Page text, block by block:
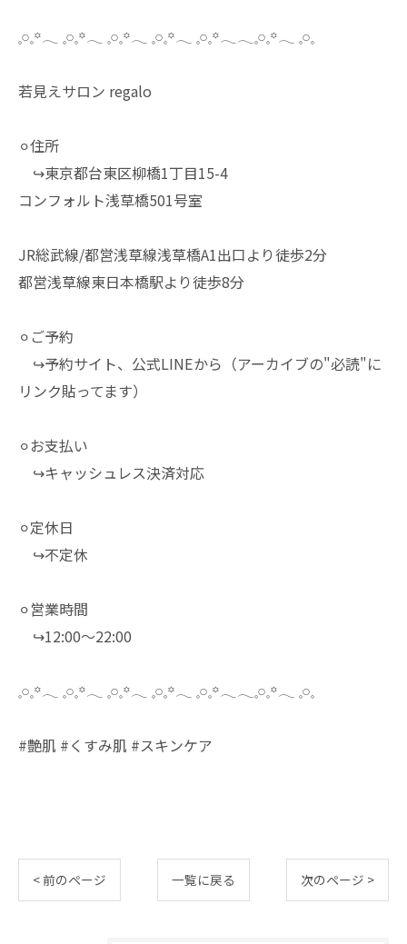
𓈒𓏸𓈒꙳𓂃 𓈒𓏸𓈒꙳𓂃 𓈒𓏸𓈒꙳𓂃 𓈒𓏸𓈒꙳𓂃 𓈒𓏸𓈒꙳𓂃𓂃𓈒𓏸𓈒꙳𓂃 𓈒𓏸𓈒
若見えサロン regalo
⚪︎住所
↪︎東京都台東区柳橋1丁目15-4
コンフォルト浅草橋501号室
JR総武線/都営浅草線浅草橋A1出口より徒歩2分
都営浅草線東日本橋駅より徒歩8分
⚪︎ご予約
↪︎予約サイト、公式LINEから（アーカイブの"必読"に
リンク貼ってます）
⚪︎お支払い
↪︎キャッシュレス決済対応
⚪︎定休日
↪︎不定休
⚪︎営業時間
↪︎12:00～22:00
𓈒𓏸𓈒꙳𓂃 𓈒𓏸𓈒꙳𓂃 𓈒𓏸𓈒꙳𓂃 𓈒𓏸𓈒꙳𓂃 𓈒𓏸𓈒꙳𓂃𓂃𓈒𓏸𓈒꙳𓂃 𓈒𓏸𓈒
#艶肌 #くすみ肌 #スキンケア
< 前のページ 一覧に戻る 次のページ >